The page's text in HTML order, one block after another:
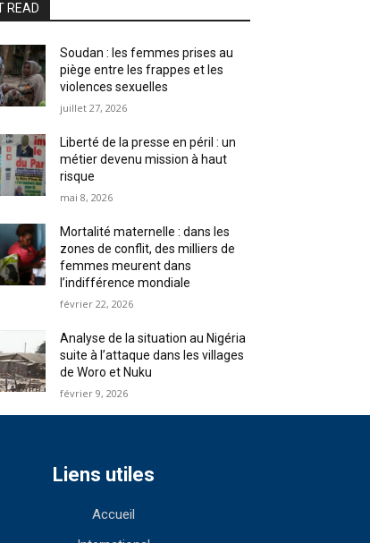
READ
Soudan : les femmes prises au
piège entre les frappes et les
violences sexuelles
juillet 27, 2026
Liberté de la presse en péril : un
métier devenu mission à haut
risque
mai 8, 2026
Mortalité maternelle : dans les
zones de conflit, des milliers de
femmes meurent dans
l’indifférence mondiale
février 22, 2026
Analyse de la situation au Nigéria
suite à l’attaque dans les villages
de Woro et Nuku
février 9, 2026
Liens utiles
Accueil